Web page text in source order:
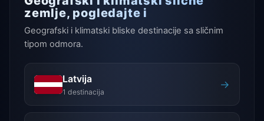
zemlje, pogledajte i
Geografski i klimatski bliske destinacije sa sličnim
tipom odmora.
Latvija
1 destinacija
→